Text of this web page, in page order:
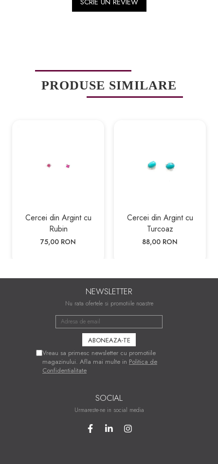
PRODUSE SIMILARE
Cercei din Argint cu
Rubin
75,00 RON
Cercei din Argint cu
Turcoaz
88,00 RON
NEWSLETTER
Nu rata ofertele si promotiile noastre
Vreau sa primesc newsletter cu promotiile
magazinului. Afla mai multe in Politica de
Confidentialitate
SOCIAL
Urmareste-ne in social media